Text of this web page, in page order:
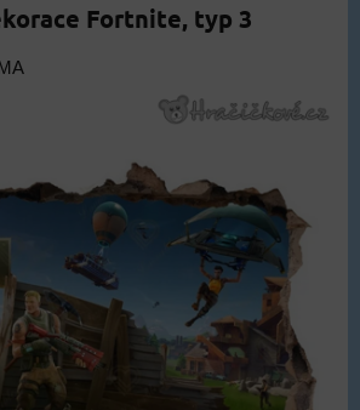
Fortnite, typ 3